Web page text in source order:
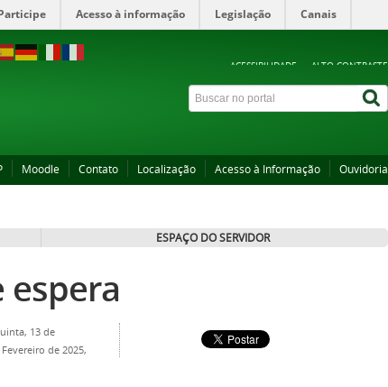
Acesso à informação Legislação Canais
ACESSIBILIDADE ALTO CONTRASTE
Moodle Contato Localização Acesso à Informação Ouvidoria
ESPAÇO DO SERVIDOR
espera
13 de
de 2025,